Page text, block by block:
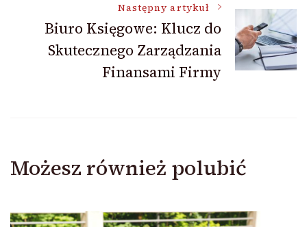
Następny artykuł
Biuro Księgowe: Klucz do
Skutecznego Zarządzania
Finansami Firmy
Możesz również polubić